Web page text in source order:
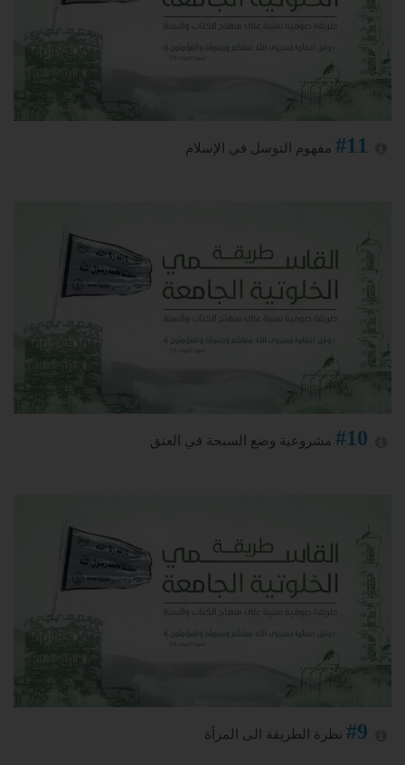
#11 مفهوم التوسل في الإسلام
#10 مشروعية وضع السبحة في العنق
#9 نظرة الطريقة الى المرأة